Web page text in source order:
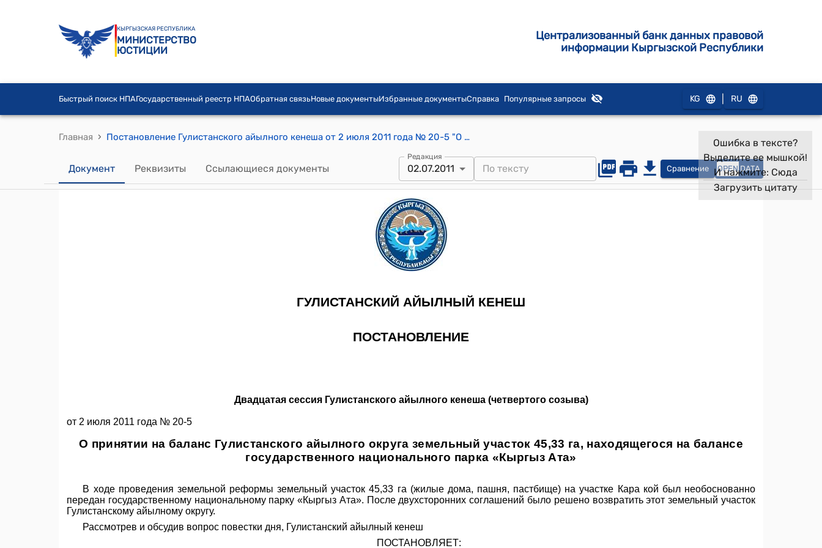
КЫРГЫЗСКАЯ РЕСПУБЛИКА
МИНИСТЕРСТВО
ЮСТИЦИИ
Централизованный банк данных правовой
информации Кыргызской Республики
Быстрый поиск НПАГосударственный реестр НПАОбратная связьНовые документыИзбранные документыСправка Популярные запросы KG RU
Главная › Постановление Гулистанского айылного кенеша от 2 июля 2011 года № 20-5 "О принятии на баланс Гулистанского айылного округа земельный участок 45,33 га, находящегося на балансе государственного национального парка «Кыргыз Ата»
Документ Реквизиты Ссылающиеся документы
Редакция
02.07.2011 Сравнение OPEN DATA
Ошибка в тексте?
Выделите ее мышкой!
И нажмите: Сюда
Загрузить цитату